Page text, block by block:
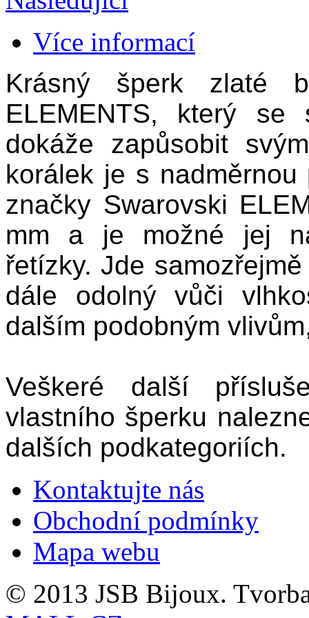
Více informací
Krásný šperk zlaté
ELEMENTS, který
dokáže zapůsobit
korálek je s
značky Swarovski
mm a je možné jej
řetízky. Jde
dále odolný vůči
dalším podobným
Veškeré další
vlastního šperku
dalších podkategoriích.
Kontaktujte nás
Obchodní podmínky
Mapa webu
© 2013 JSB Bijoux.